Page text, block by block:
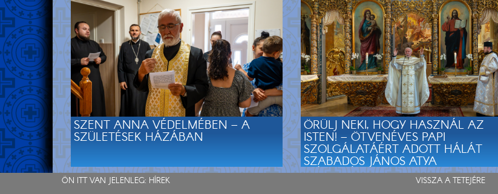
SZENT ANNA VÉDELMÉBEN – A
SZÜLETÉSEK HÁZÁBAN
ÖRÜLJ NEKI, HOGY HASZNÁL AZ
ISTEN! – ÖTVENÉVES PAPI
SZOLGÁLATÁÉRT ADOTT HÁLÁT
SZABADOS JÁNOS ATYA
MÁRIAPÓCSON
ÖN ITT VAN JELENLEG: HÍREK VISSZA A TETEJÉRE